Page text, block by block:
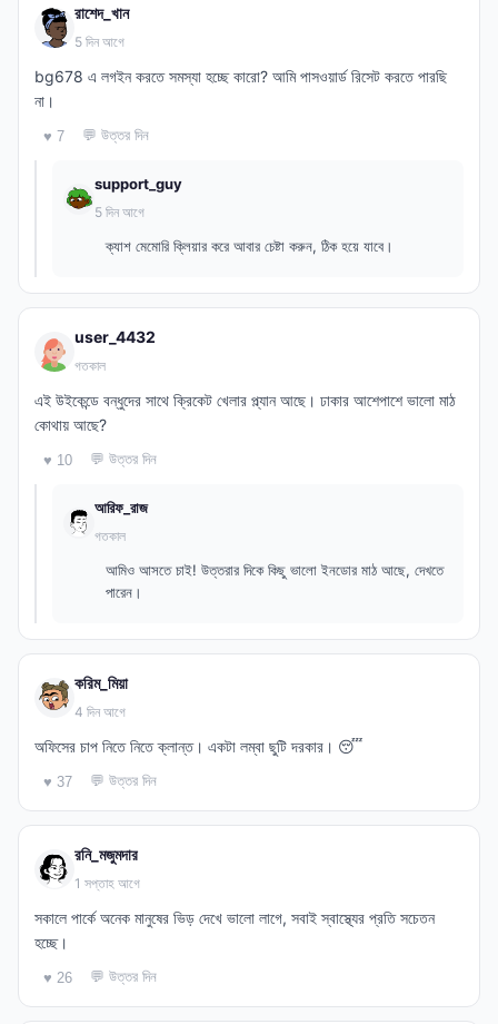
রাশেদ_খান
5 দিন আগে
bg678 এ লগইন করতে সমস্যা হচ্ছে কারো? আমি পাসওয়ার্ড রিসেট করতে পারছি
না।
♥ 7 💬 উত্তর দিন
support_guy
5 দিন আগে
ক্যাশ মেমোরি ক্লিয়ার করে আবার চেষ্টা করুন, ঠিক হয়ে যাবে।
user_4432
গতকাল
এই উইকেন্ডে বন্ধুদের সাথে ক্রিকেট খেলার প্ল্যান আছে। ঢাকার আশেপাশে ভালো মাঠ
কোথায় আছে?
♥ 10 💬 উত্তর দিন
আরিফ_রাজ
গতকাল
আমিও আসতে চাই! উত্তরার দিকে কিছু ভালো ইনডোর মাঠ আছে, দেখতে
পারেন।
করিম_মিয়া
4 দিন আগে
অফিসের চাপ নিতে নিতে ক্লান্ত। একটা লম্বা ছুটি দরকার। 😴
♥ 37 💬 উত্তর দিন
রনি_মজুমদার
1 সপ্তাহ আগে
সকালে পার্কে অনেক মানুষের ভিড় দেখে ভালো লাগে, সবাই স্বাস্থ্যের প্রতি সচেতন
হচ্ছে।
♥ 26 💬 উত্তর দিন